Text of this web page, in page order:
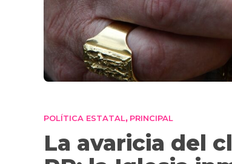
POLÍTICA ESTATAL, PRINCIPAL
La avaricia del